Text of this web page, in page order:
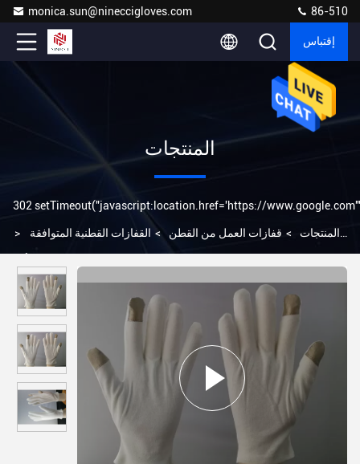
monica.sun@nineccigloves.com 86-510
إقتباس
المنتجات
302 setTimeout("javascript:location.href='https://
> المنتجات > قفازات العمل من القطن > القفازات القطنية المتوافقة
الذكي الذي يعمل باللمس